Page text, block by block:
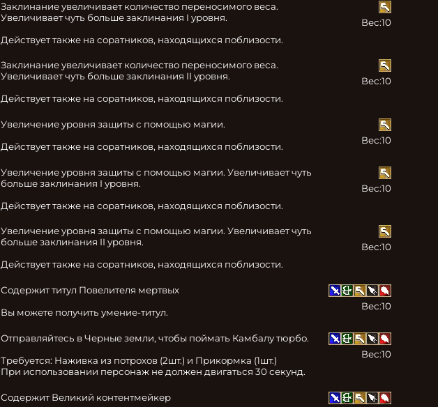
Заклинание увеличивает количество переносимого веса.
Увеличивает чуть больше заклинания I уровня.
Действует также на соратников, находящихся поблизости.
Вес:10
Заклинание увеличивает количество переносимого веса.
Увеличивает чуть больше заклинания II уровня.
Действует также на соратников, находящихся поблизости.
Вес:10
Увеличение уровня защиты с помощью магии.
Действует также на соратников, находящихся поблизости.
Вес:10
Увеличение уровня защиты с помощью магии. Увеличивает чуть
больше заклинания I уровня.
Действует также на соратников, находящихся поблизости.
Вес:10
Увеличение уровня защиты с помощью магии. Увеличивает чуть
больше заклинания II уровня.
Действует также на соратников, находящихся поблизости.
Вес:10
Содержит титул Повелителя мертвых
Вы можете получить умение-титул.
Вес:10
Отправляйтесь в Черные земли, чтобы поймать Камбалу тюрбо.
Требуется: Наживка из потрохов (2шт.) и Прикормка (1шт.)
При использовании персонаж не должен двигаться 30 секунд.
Вес:10
Содержит Великий контентмейкер